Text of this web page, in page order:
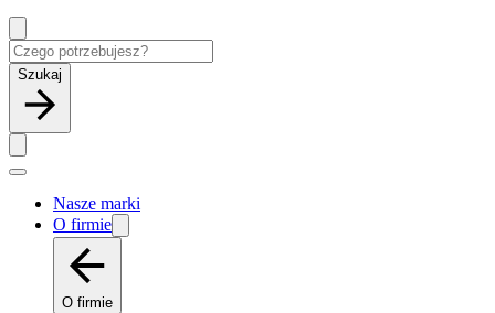
Szukaj
Nasze marki
O firmie
O firmie